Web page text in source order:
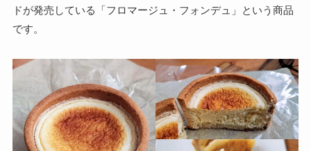
ドが発売している「フロマージュ・フォンデュ」という商品
です。